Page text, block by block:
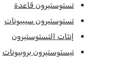
تستوستيرون قاعدة
تستوستيرون سيبيونات
إنثات التستوستيرون
تيستوستيرون بروبيونات